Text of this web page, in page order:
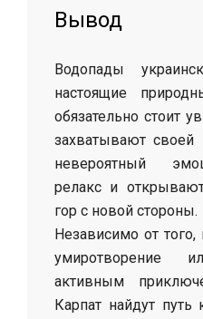
Вывод
Водопады
настоящие
обязательно стоит
захватывают своей
невероятный
релакс и
гор с новой стороны.
Независимо от
умиротворение
активным
Карпат найдут